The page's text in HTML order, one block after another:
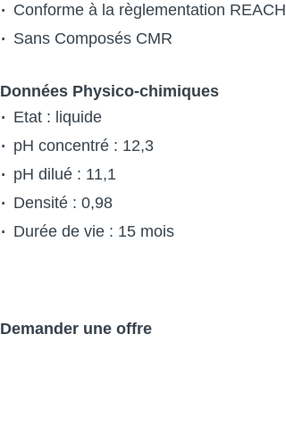
Conforme à la règlementation REACH
Sans Composés CMR
Données Physico-chimiques
Etat : liquide
pH concentré : 12,3
pH dilué : 11,1
Densité : 0,98
Durée de vie : 15 mois
Demander une offre